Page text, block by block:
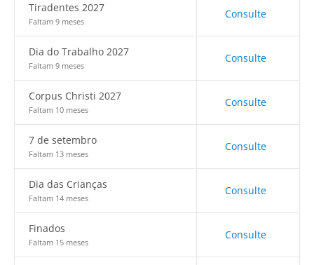
Tiradentes 2027
Faltam 9 meses
Consulte
Dia do Trabalho 2027
Faltam 9 meses
Consulte
Corpus Christi 2027
Faltam 10 meses
Consulte
7 de setembro
Faltam 13 meses
Consulte
Dia das Crianças
Faltam 14 meses
Consulte
Finados
Faltam 15 meses
Consulte